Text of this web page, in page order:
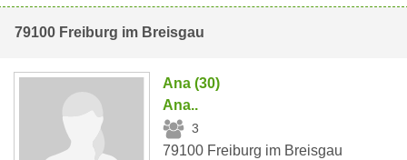
79100 Freiburg im Breisgau
Ana (30)
Ana..
3
79100 Freiburg im Breisgau